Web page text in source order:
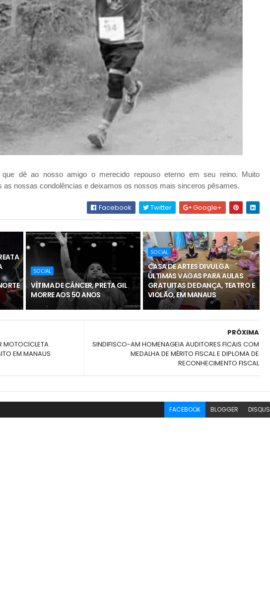
dê ao nosso amigo o merecido repouso eterno em seu reino. Muito
as nossas condolências e deixamos os nossos mais sinceros pêsames.
Facebook Twitter Google+
SOCIAL
VÍTIMA DE CÂNCER, PRETA GIL
MORRE AOS 50 ANOS
SOCIAL
CASA DE ARTES DIVULGA
ÚLTIMAS VAGAS PARA AULAS
GRATUITAS DE DANÇA, TEATRO E
VIOLÃO, EM MANAUS
PRÓXIMA
SINDIFISCO-AM HOMENAGEIA AUDITORES FICAIS COM
MEDALHA DE MÉRITO FISCAL E DIPLOMA DE
RECONHECIMENTO FISCAL
MOTOCICLETA
EM MANAUS
FACEBOOK BLOGGER DISQUS